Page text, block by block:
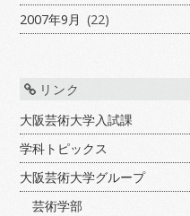
2007年9月 (22)
リンク
大阪芸術大学入試課
学科トピックス
大阪芸術大学グループ
芸術学部